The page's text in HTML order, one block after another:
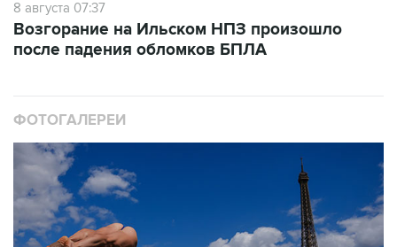
после падения обломков БПЛА